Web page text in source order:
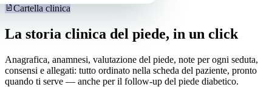
· gratis, su ogni piano
Cartella clinica
La storia clinica del piede, in un click
Anagrafica, anamnesi, valutazione del piede, note per ogni seduta,
consensi e allegati: tutto ordinato nella scheda del paziente, pronto
quando ti serve — anche per il follow-up del piede diabetico.